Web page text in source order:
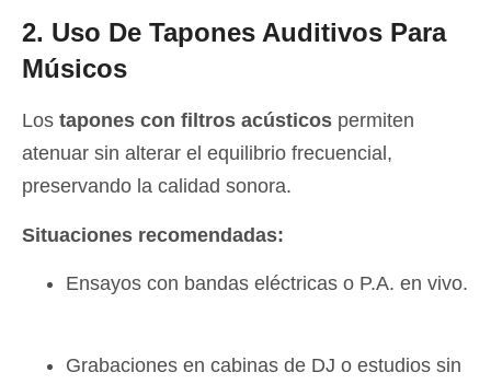
2. Uso De Tapones Auditivos Para
Músicos
Los tapones con filtros acústicos permiten
atenuar sin alterar el equilibrio frecuencial,
preservando la calidad sonora.
Situaciones recomendadas:
Ensayos con bandas eléctricas o P.A. en vivo.
Grabaciones en cabinas de DJ o estudios sin